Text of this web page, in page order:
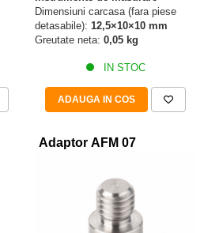
Dimensiuni carcasa (fara piese
detasabile): 12,5×10×10 mm
Greutate neta: 0,05 kg
IN STOC
ADAUGA IN COS
Adaptor AFM 07